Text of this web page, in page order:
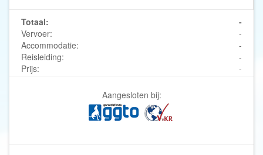
Totaal:
-
Vervoer:
-
Accommodatie:
-
Reisleiding:
-
Prijs:
-
Aangesloten bij: